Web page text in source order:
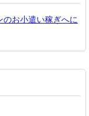
に